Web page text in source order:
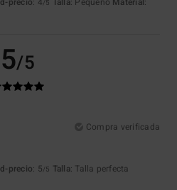
/5
5/5
Compra verificada
precio: 5/5 Talla: Talla perfecta